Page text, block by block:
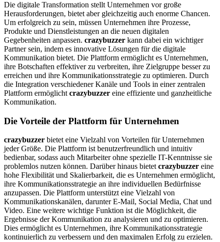
Die digitale Transformation stellt Unternehmen vor große
Herausforderungen, bietet aber gleichzeitig auch enorme Chancen.
Um erfolgreich zu sein, müssen Unternehmen ihre Prozesse,
Produkte und Dienstleistungen an die neuen digitalen
Gegebenheiten anpassen. crazybuzzer kann dabei ein wichtiger
Partner sein, indem es innovative Lösungen für die digitale
Kommunikation bietet. Die Plattform ermöglicht es Unternehmen,
ihre Botschaften effektiver zu verbreiten, ihre Zielgruppe besser zu
erreichen und ihre Kommunikationsstrategie zu optimieren. Durch
die Integration verschiedener Kanäle und Tools in einer zentralen
Plattform ermöglicht crazybuzzer eine effiziente und ganzheitliche
Kommunikation.
Die Vorteile der Plattform für Unternehmen
crazybuzzer bietet eine Vielzahl von Vorteilen für Unternehmen
jeder Größe. Die Plattform ist benutzerfreundlich und intuitiv
bedienbar, sodass auch Mitarbeiter ohne spezielle IT-Kenntnisse sie
problemlos nutzen können. Darüber hinaus bietetcrazybuzzer eine
hohe Flexibilität und Skalierbarkeit, die es Unternehmen ermöglicht,
ihre Kommunikationsstrategie an ihre individuellen Bedürfnisse
anzupassen. Die Plattform unterstützt eine Vielzahl von
Kommunikationskanälen, darunter E-Mail, Social Media, Chat und
Video. Eine weitere wichtige Funktion ist die Möglichkeit, die
Ergebnisse der Kommunikation zu analysieren und zu optimieren.
Dies ermöglicht es Unternehmen, ihre Kommunikationsstrategie
kontinuierlich zu verbessern und den maximalen Erfolg zu erzielen.